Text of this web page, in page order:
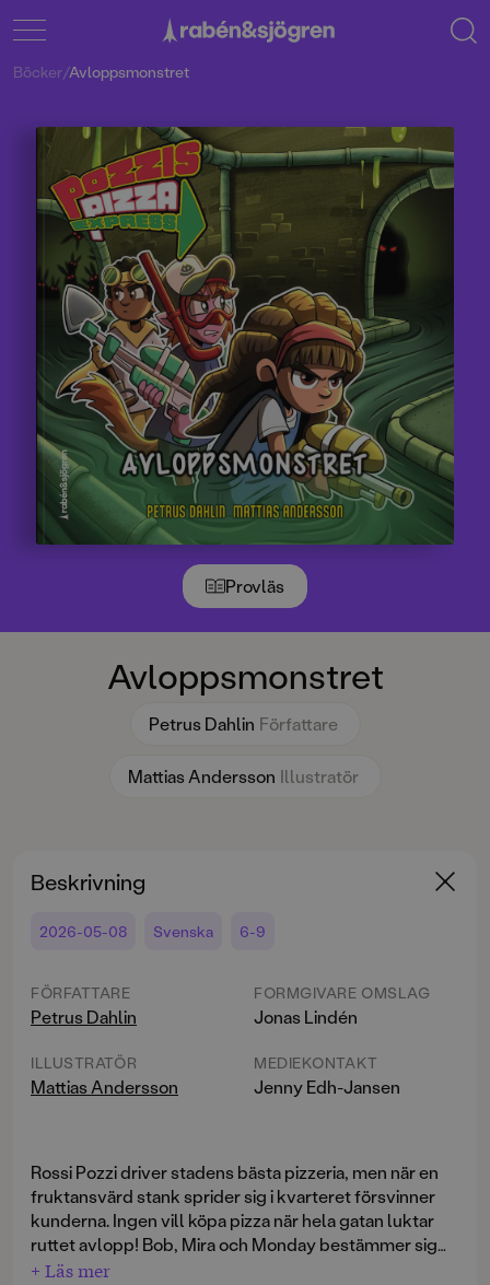
Provläs
Avloppsmonstret
Petrus Dahlin Författare
Mattias Andersson Illustratör
Böcker/Avloppsmonstret
Beskrivning
2026-05-08 Svenska 6-9
FÖRFATTARE
Petrus Dahlin
ILLUSTRATÖR
Mattias Andersson
FORMGIVARE OMSLAG
Jonas Lindén
MEDIEKONTAKT
Jenny Edh-Jansen
Rossi Pozzi driver stadens bästa pizzeria, men när en
fruktansvärd stank sprider sig i kvarteret försvinner
kunderna. Ingen vill köpa pizza när hela gatan luktar
ruttet avlopp! Bob, Mira och Monday bestämmer sig
för att ta reda på vad som händer. Jakten leder dem
+ Läs mer